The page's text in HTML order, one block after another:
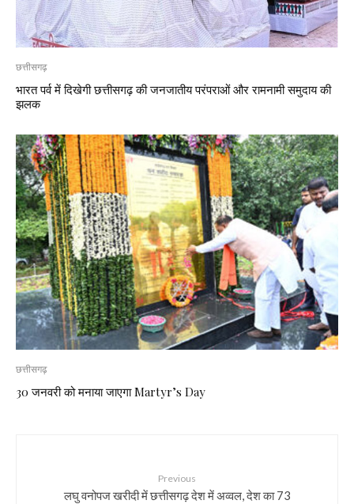
छत्तीसगढ़
भारत पर्व में दिखेगी छत्तीसगढ़ की जनजातीय परंपराओं और रामनामी समुदाय की
झलक
छत्तीसगढ़
30 जनवरी को मनाया जाएगा Martyr’s Day
Previous
लघु वनोपज खरीदी में छत्तीसगढ़ देश में अव्वल, देश का 73